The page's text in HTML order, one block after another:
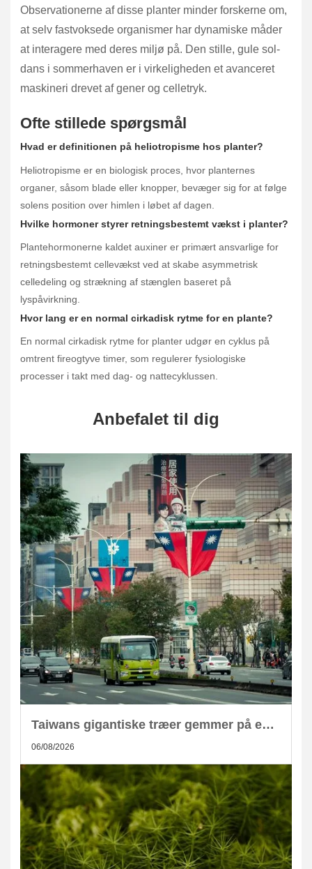
Observationerne af disse planter minder forskerne om,
at selv fastvoksede organismer har dynamiske måder
at interagere med deres miljø på. Den stille, gule sol-
dans i sommerhaven er i virkeligheden et avanceret
maskineri drevet af gener og celletryk.
Ofte stillede spørgsmål
Hvad er definitionen på heliotropisme hos planter?
Heliotropisme er en biologisk proces, hvor planternes
organer, såsom blade eller knopper, bevæger sig for at følge
solens position over himlen i løbet af dagen.
Hvilke hormoner styrer retningsbestemt vækst i planter?
Plantehormonerne kaldet auxiner er primært ansvarlige for
retningsbestemt cellevækst ved at skabe asymmetrisk
celledeling og strækning af stænglen baseret på
lyspåvirkning.
Hvor lang er en normal cirkadisk rytme for en plante?
En normal cirkadisk rytme for planter udgør en cyklus på
omtrent fireogtyve timer, som regulerer fysiologiske
processer i takt med dag- og nattecyklussen.
Anbefalet til dig
Taiwans gigantiske træer gemmer på enorm CO2-lagring
06/08/2026